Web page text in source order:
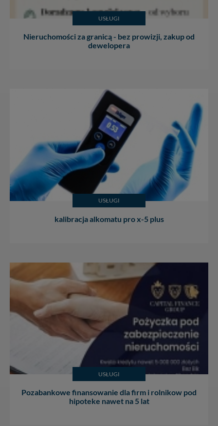
USŁUGI
Nieruchomości za granicą - bez prowizji, zakup od
dewelopera
USŁUGI
kalibracja alkomatu pro x-5 plus
USŁUGI
Pozabankowe finansowanie dla firm i rolnikow pod
hipoteke nawet na 5 lat